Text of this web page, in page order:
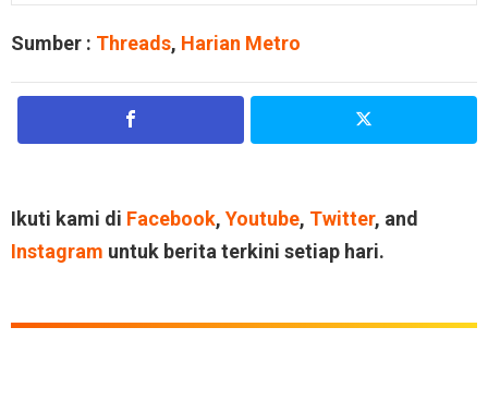
Sumber : Threads, Harian Metro
Ikuti kami di Facebook, Youtube, Twitter, and
Instagram untuk berita terkini setiap hari.